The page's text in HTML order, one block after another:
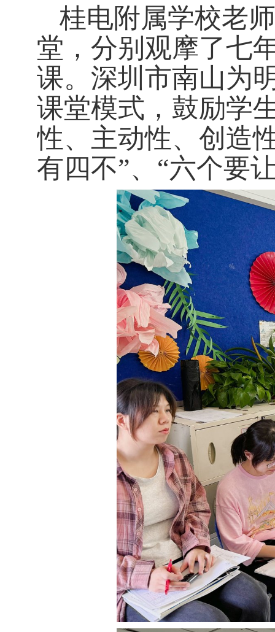
桂电附属学校老
堂，分别观摩了七
课。深圳市南山为
课堂模式，鼓励学
性、主动性、创造
有四不”、 “六个要